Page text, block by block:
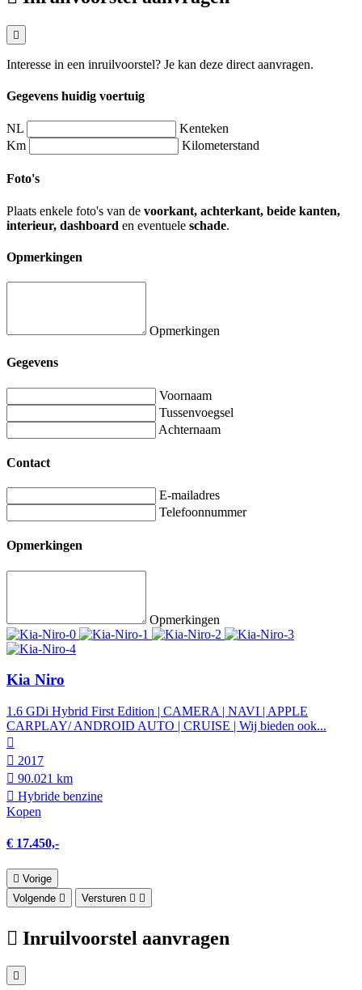
Interesse in een inruilvoorstel? Je kan deze direct aanvragen.
Gegevens huidig voertuig
NL
Kenteken
Km
Kilometerstand
Foto's
Plaats enkele foto's van de voorkant, achterkant, beide kanten,
interieur, dashboard en eventuele schade.
Opmerkingen
Opmerkingen
Gegevens
Voornaam
Tussenvoegsel
Achternaam
Contact
E-mailadres
Telefoonnummer
Opmerkingen
Opmerkingen
Kia Niro
1.6 GDi Hybrid First Edition | CAMERA | NAVI | APPLE
CARPLAY/ ANDROID AUTO | CRUISE | Wij bieden ook...
2017
90.021 km
Hybride benzine
Kopen
€ 17.450,-
Vorige
Volgende
Versturen
Inruilvoorstel aanvragen